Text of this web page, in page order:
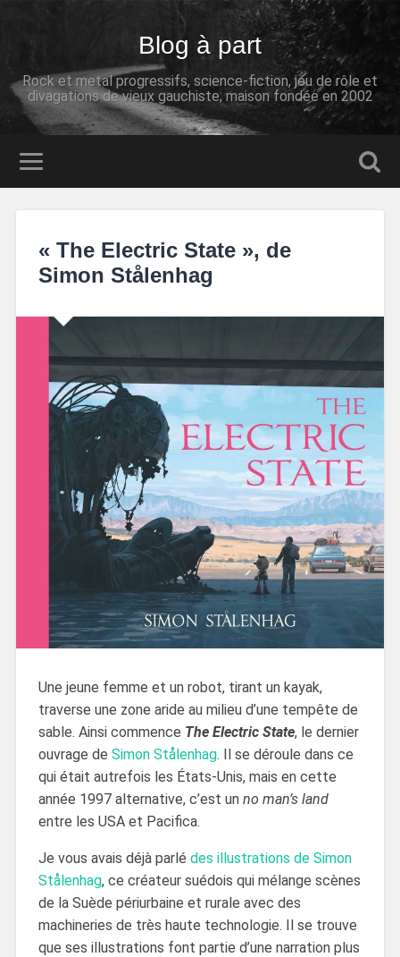
Blog à part
Rock et metal progressifs, science-fiction, jeu de rôle et
divagations de vieux gauchiste; maison fondée en 2002
« The Electric State », de
Simon Stålenhag
Une jeune femme et un robot, tirant un kayak,
traverse une zone aride au milieu d’une tempête de
sable. Ainsi commence The Electric State, le dernier
ouvrage de Simon Stålenhag. Il se déroule dans ce
qui était autrefois les États-Unis, mais en cette
année 1997 alternative, c’est un no man’s land
entre les USA et Pacifica.
Je vous avais déjà parlé des illustrations de Simon
Stålenhag, ce créateur suédois qui mélange scènes
de la Suède périurbaine et rurale avec des
machineries de très haute technologie. Il se trouve
que ses illustrations font partie d’une narration plus